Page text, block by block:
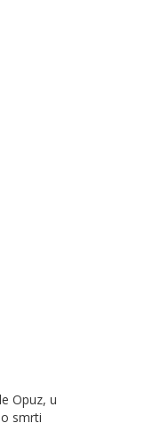
Opuz, u
smrti